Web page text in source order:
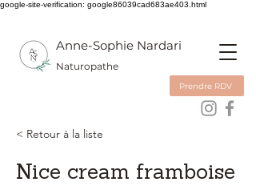
google-site-verification: google86039cad683ae403.html
Anne-Sophie Nardari
Naturopathe
Prendre RDV
< Retour à la liste
Nice cream framboise